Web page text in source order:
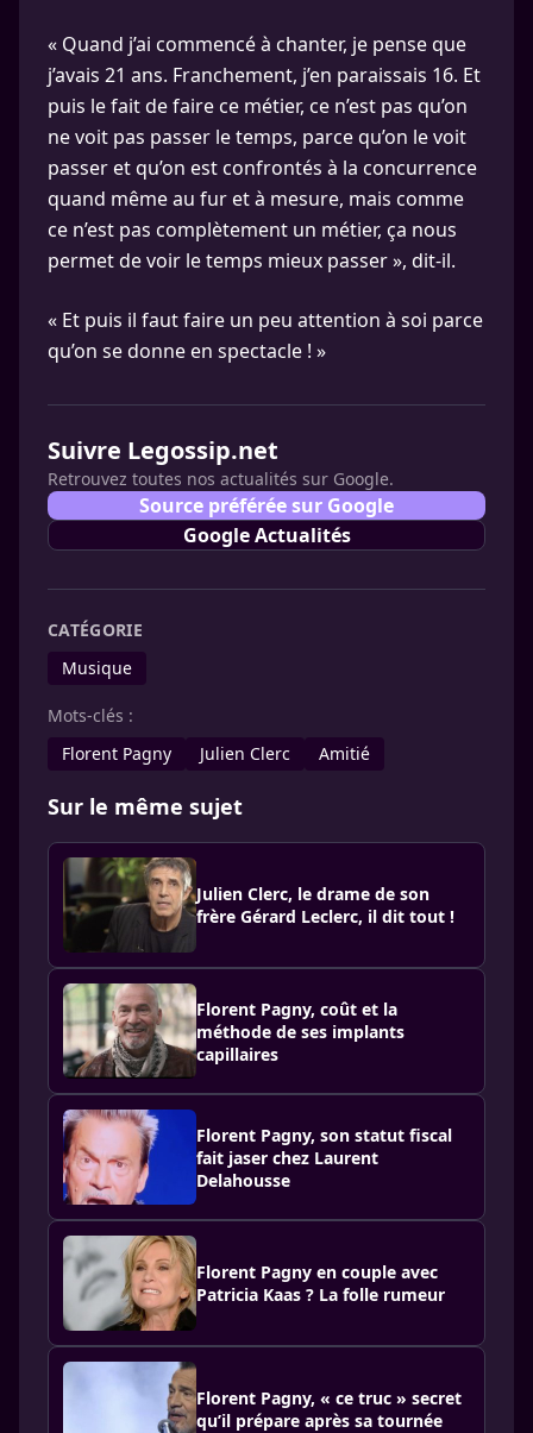
« Quand j’ai commencé à chanter, je pense que
j’avais 21 ans. Franchement, j’en paraissais 16. Et
puis le fait de faire ce métier, ce n’est pas qu’on
ne voit pas passer le temps, parce qu’on le voit
passer et qu’on est confrontés à la concurrence
quand même au fur et à mesure, mais comme
ce n’est pas complètement un métier, ça nous
permet de voir le temps mieux passer », dit-il.
« Et puis il faut faire un peu attention à soi parce
qu’on se donne en spectacle ! »
Suivre Legossip.net
Retrouvez toutes nos actualités sur Google.
Source préférée sur Google
Google Actualités
CATÉGORIE
Musique
Mots-clés :
Florent Pagny
Julien Clerc Amitié
Sur le même sujet
Julien Clerc, le drame de son
frère Gérard Leclerc, il dit tout !
Florent Pagny, coût et la
méthode de ses implants
capillaires
Florent Pagny, son statut fiscal
fait jaser chez Laurent
Delahousse
Florent Pagny en couple avec
Patricia Kaas ? La folle rumeur
Florent Pagny, « ce truc » secret
qu’il prépare après sa tournée